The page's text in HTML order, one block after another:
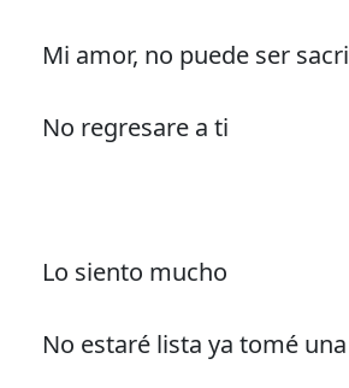
Mi amor, no puede ser
No regresare a ti
Lo siento mucho
No estaré lista ya tomé